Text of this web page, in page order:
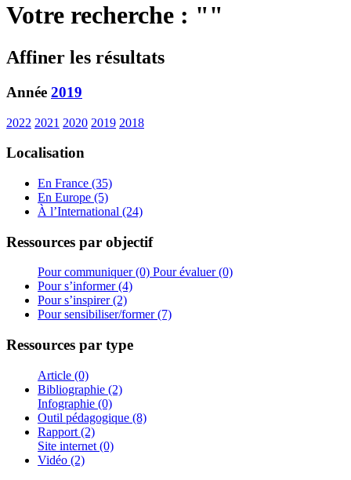
Votre recherche : ""
Affiner les résultats
Année 2019
2022 2021 2020 2019 2018
Localisation
En France (35)
En Europe (5)
À l’International (24)
Ressources par objectif
Pour communiquer (0) Pour évaluer (0)
Pour s’informer (4)
Pour s’inspirer (2)
Pour sensibiliser/former (7)
Ressources par type
Article (0)
Bibliographie (2)
Infographie (0)
Outil pédagogique (8)
Rapport (2)
Site internet (0)
Vidéo (2)